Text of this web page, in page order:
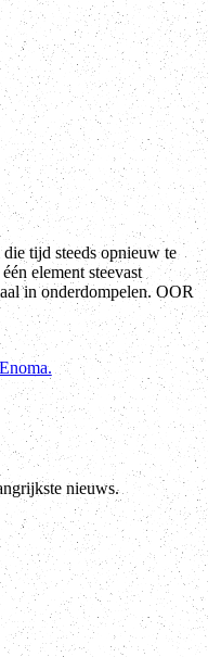
tijd steeds opnieuw te
element steevast
in onderdompelen. OOR
Colebrander en programmeur
nieuws.